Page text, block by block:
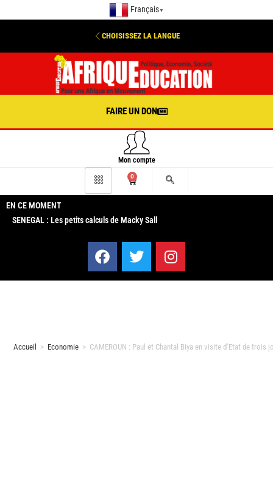
Français ▼
CHOISISSEZ LA LANGUE
FAIRE UN DON
Mon compte
0
EN CE MOMENT
SENEGAL : Les petits calculs de Macky Sall
Accueil > Economie > CAMEROUN : Paul et Chantal Biya en visite d’Etat de trois